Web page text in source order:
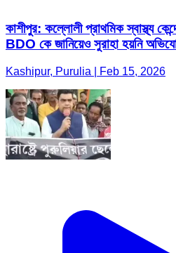
কাশীপুর: কল্লোলী প্রাথমিক স্বাস্থ্য
BDO কে জানিয়েও সুরাহা হয়নি
Kashipur, Purulia | Feb 15, 2026